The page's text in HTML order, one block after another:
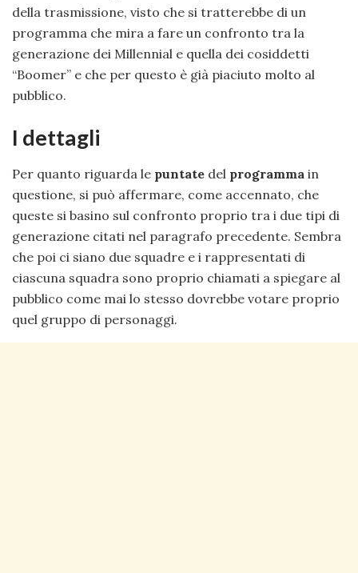
della trasmissione, visto che si tratterebbe di un
programma che mira a fare un confronto tra la
generazione dei Millennial e quella dei cosiddetti
“Boomer” e che per questo è già piaciuto molto al
pubblico.
I dettagli
Per quanto riguarda le puntate del programma in
questione, si può affermare, come accennato, che
queste si basino sul confronto proprio tra i due tipi di
generazione citati nel paragrafo precedente. Sembra
che poi ci siano due squadre e i rappresentati di
ciascuna squadra sono proprio chiamati a spiegare al
pubblico come mai lo stesso dovrebbe votare proprio
quel gruppo di personaggi.